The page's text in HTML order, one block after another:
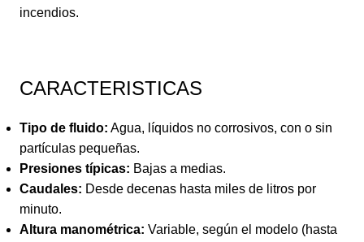
incendios.
CARACTERISTICAS
Tipo de fluido: Agua, líquidos no corrosivos, con o sin
partículas pequeñas.
Presiones típicas: Bajas a medias.
Caudales: Desde decenas hasta miles de litros por
minuto.
Altura manométrica: Variable, según el modelo (hasta